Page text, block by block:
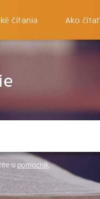
čítania Ako čítať
si pomocník.